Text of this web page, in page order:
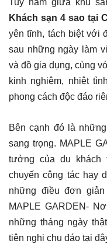
Tuy nằm giữa khu
Khách sạn 4 sao tại
yên tĩnh, tách biệt với
sau những ngày làm
và đồ gia dụng, cùng
kinh nghiệm, nhiệt
phong cách độc đáo
Bên cạnh đó là
sang trọng. MAPLE
tưởng của du
chuyến công tác hay
những điều đơn
MAPLE GARDEN-
những tháng ngày
tiện nghi chu đáo tại